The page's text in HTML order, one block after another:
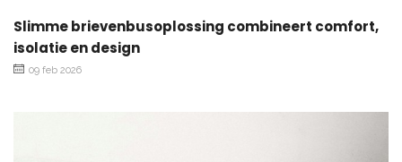
Slimme brievenbusoplossing combineert comfort,
isolatie en design
09 feb 2026